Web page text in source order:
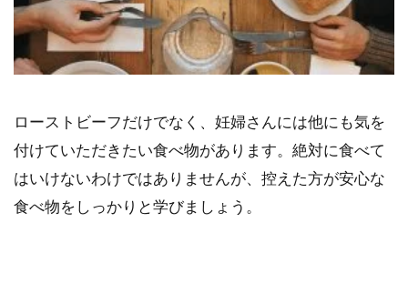
ローストビーフだけでなく、妊婦さんには他にも気を
付けていただきたい食べ物があります。絶対に食べて
はいけないわけではありませんが、控えた方が安心な
食べ物をしっかりと学びましょう。